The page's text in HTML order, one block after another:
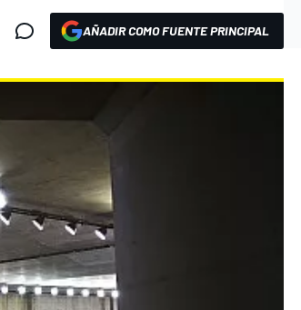
AÑADIR COMO FUENTE PRINCIPAL